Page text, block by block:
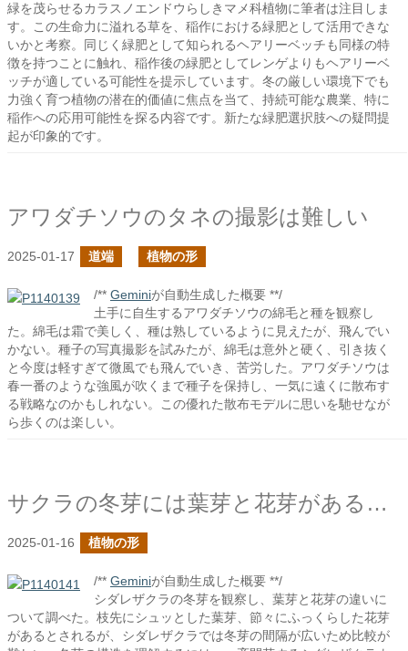
緑を茂らせるカラスノエンドウらしきマメ科植物に筆者は注目しま
す。この生命力に溢れる草を、稲作における緑肥として活用できな
いかと考察。同じく緑肥として知られるヘアリーベッチも同様の特
徴を持つことに触れ、稲作後の緑肥としてレンゲよりもヘアリーベ
ッチが適している可能性を提示しています。冬の厳しい環境下でも
力強く育つ植物の潜在的価値に焦点を当て、持続可能な農業、特に
稲作への応用可能性を探る内容です。新たな緑肥選択肢への疑問提
起が印象的です。
アワダチソウのタネの撮影は難しい
2025-01-17 道端 植物の形
/** Geminiが自動生成した概要 **/
土手に自生するアワダチソウの綿毛と種を観察し
た。綿毛は霜で美しく、種は熟しているように見えたが、飛んでい
かない。種子の写真撮影を試みたが、綿毛は意外と硬く、引き抜く
と今度は軽すぎて微風でも飛んでいき、苦労した。アワダチソウは
春一番のような強風が吹くまで種子を保持し、一気に遠くに散布す
る戦略なのかもしれない。この優れた散布モデルに思いを馳せなが
ら歩くのは楽しい。
サクラの冬芽には葉芽と花芽があるそうだ
2025-01-16 植物の形
/** Geminiが自動生成した概要 **/
シダレザクラの冬芽を観察し、葉芽と花芽の違いに
ついて調べた。枝先にシュッとした葉芽、節々にふっくらした花芽
があるとされるが、シダレザクラでは冬芽の間隔が広いため比較が